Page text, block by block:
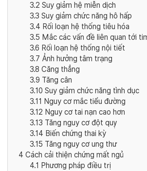
3.2 Suy giảm hệ miễn dịch
3.3 Suy giảm chức năng hô hấp
3.4 Rối loạn hệ thống tiêu hóa
3.5 Mắc các vấn đề liên quan tới
3.6 Rối loạn hệ thống nội tiết
3.7 Ảnh hưởng tâm trạng
3.8 Căng thẳng
3.9 Tăng cân
3.10 Suy giảm chức năng tình dục
3.11 Nguy cơ mắc tiểu đường
3.12 Nguy cơ tai nạn cao hơn
3.13 Tăng nguy cơ đột quỵ
3.14 Biến chứng thai kỳ
3.15 Tăng nguy cơ ung thư
4 Cách cải thiện chứng mất ngủ
4.1 Phương pháp điều trị